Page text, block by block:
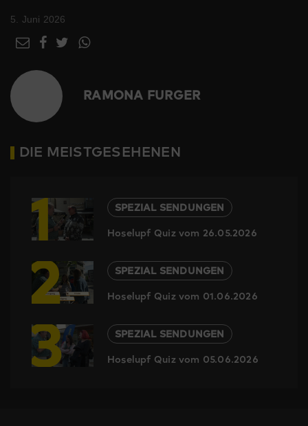
5. Juni 2026
RAMONA FURGER
DIE MEISTGESEHENEN
1
SPEZIAL SENDUNGEN
Hoselupf Quiz vom 26.05.2026
2
SPEZIAL SENDUNGEN
Hoselupf Quiz vom 01.06.2026
3
SPEZIAL SENDUNGEN
Hoselupf Quiz vom 05.06.2026